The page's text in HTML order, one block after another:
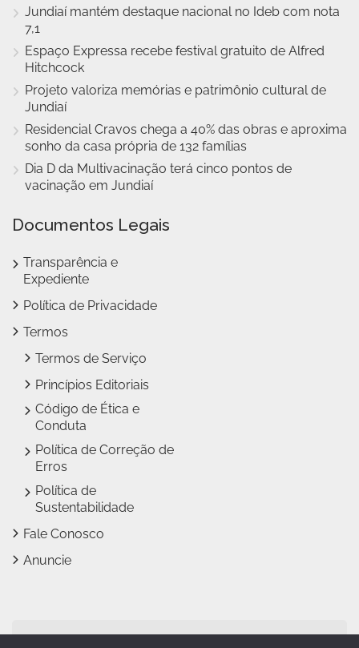
Jundiaí mantém destaque nacional no Ideb com nota
7,1
Espaço Expressa recebe festival gratuito de Alfred
Hitchcock
Projeto valoriza memórias e patrimônio cultural de
Jundiaí
Residencial Cravos chega a 40% das obras e aproxima
sonho da casa própria de 132 famílias
Dia D da Multivacinação terá cinco pontos de
vacinação em Jundiaí
Documentos Legais
Transparência e
Expediente
Política de Privacidade
Termos
Termos de Serviço
Princípios Editoriais
Código de Ética e
Conduta
Política de Correção de
Erros
Política de
Sustentabilidade
Fale Conosco
Anuncie